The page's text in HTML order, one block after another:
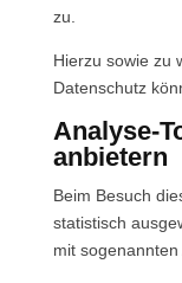
zu.
Hierzu sowie zu
Datenschutz
Analyse-
anbietern
Beim Besuch
statistisch
mit sogenannten